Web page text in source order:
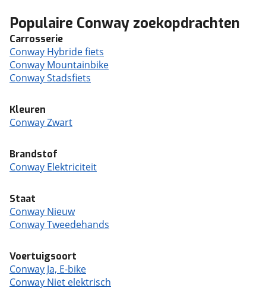
Populaire Conway zoekopdrachten
Carrosserie
Conway Hybride fiets
Conway Mountainbike
Conway Stadsfiets
Kleuren
Conway Zwart
Brandstof
Conway Elektriciteit
Staat
Conway Nieuw
Conway Tweedehands
Voertuigsoort
Conway Ja, E-bike
Conway Niet elektrisch